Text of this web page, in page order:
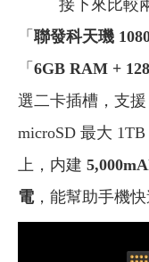
接下來比較兩
「 聯發科天璣
「 6GB RAM +
選二卡插槽，支
microSD 最大
上，内建
電，能幫助手機快